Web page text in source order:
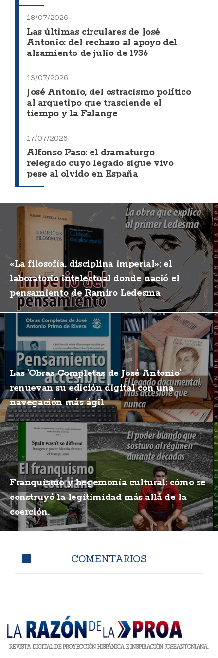
18/07/2026
Las últimas circulares de José
Antonio: del rechazo al apoyo del
alzamiento de julio de 1936
13/07/2026
José Antonio, del ostracismo político
al arquetipo que trasciende el
tiempo y la Falange
17/07/2026
Alfonso Paso: el dramaturgo
relegado cuyo legado sigue vivo
pese al olvido en España
«La filosofía, disciplina imperial»: el
laboratorio intelectual donde nació el
pensamiento de Ramiro Ledesma
Las 'Obras Completas de José Antonio'
renuevan su edición digital con una
navegación más ágil
Franquismo y hegemonía cultural: cómo se
construyó la legitimidad más allá de la
coerción.
COMENTARIOS
REVISTA DIGITAL DE PROYECCIÓN HISPÁNICA E INSPIRACIÓN JOSEANTONIANA.